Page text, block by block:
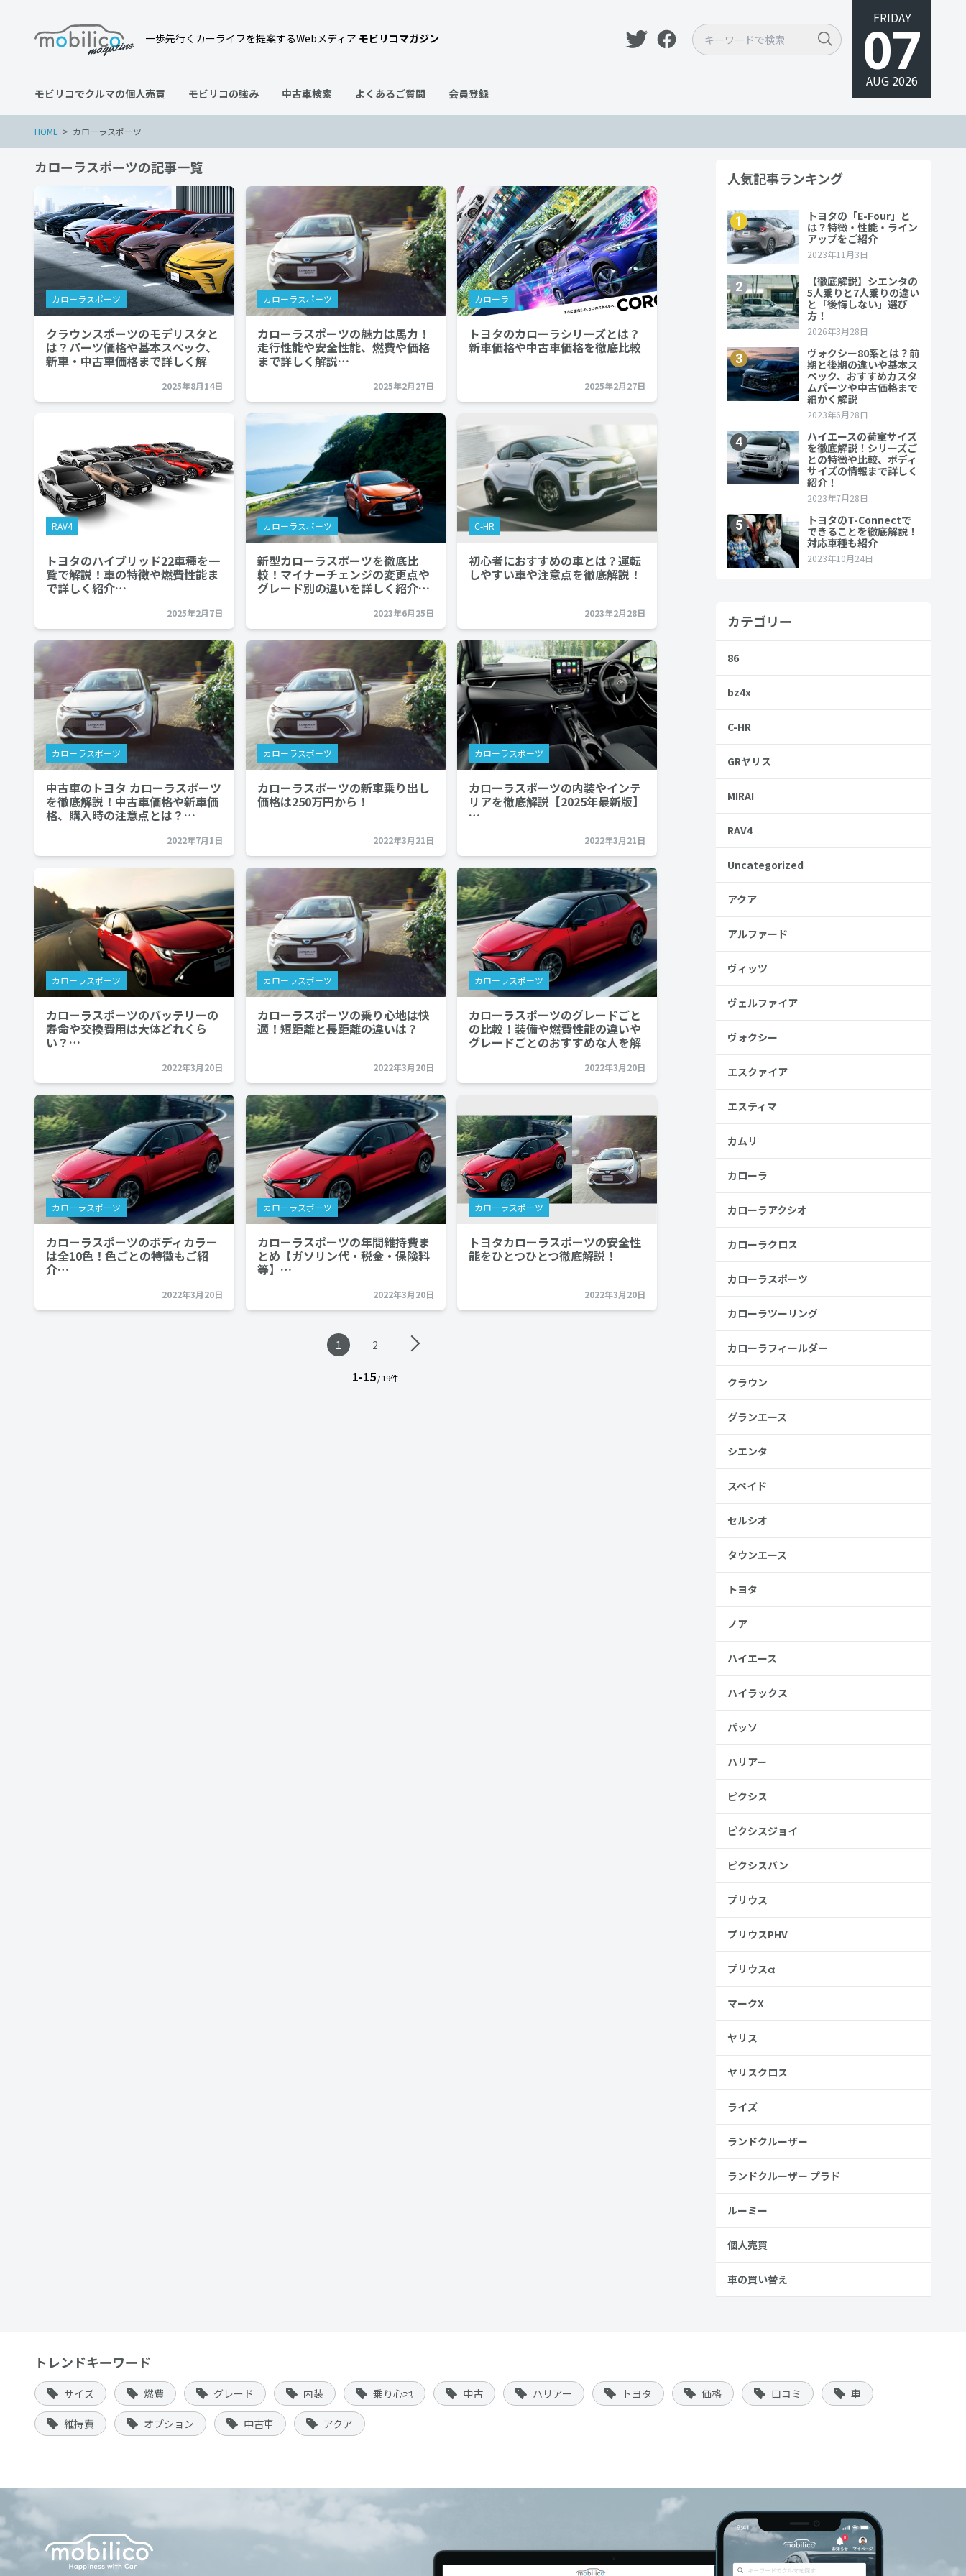
一歩先行くカーライフを提案するWebメディア モビリコマガジン
FRIDAY
07
AUG 2026
モビリコでクルマの個人売買 モビリコの強み 中古車検索 よくあるご質問 会員登録
HOME カローラスポーツ
カローラスポーツの記事一覧
カローラスポーツ
クラウンスポーツのモデリスタと
は？パーツ価格や基本スペック、
新車・中古車価格まで詳しく解
2025年8月14日
カローラスポーツ
カローラスポーツの魅力は馬力！
走行性能や安全性能、燃費や価格
まで詳しく解説…
2025年2月27日
カローラ
トヨタのカローラシリーズとは？
新車価格や中古車価格を徹底比較
2025年2月27日
RAV4
トヨタのハイブリッド22車種を一
覧で解説！車の特徴や燃費性能ま
で詳しく紹介…
2025年2月7日
カローラスポーツ
新型カローラスポーツを徹底比
較！マイナーチェンジの変更点や
グレード別の違いを詳しく紹介…
2023年6月25日
C-HR
初心者におすすめの車とは？運転
しやすい車や注意点を徹底解説！
2023年2月28日
カローラスポーツ
中古車のトヨタ カローラスポーツ
を徹底解説！中古車価格や新車価
格、購入時の注意点とは？…
2022年7月1日
カローラスポーツ
カローラスポーツの新車乗り出し
価格は250万円から！
2022年3月21日
カローラスポーツ
カローラスポーツの内装やインテ
リアを徹底解説【2025年最新版】
…
2022年3月21日
カローラスポーツ
カローラスポーツのバッテリーの
寿命や交換費用は大体どれくら
い？…
2022年3月20日
カローラスポーツ
カローラスポーツの乗り心地は快
適！短距離と長距離の違いは？
2022年3月20日
カローラスポーツ
カローラスポーツのグレードごと
の比較！装備や燃費性能の違いや
グレードごとのおすすめな人を解
2022年3月20日
カローラスポーツ
カローラスポーツのボディカラー
は全10色！色ごとの特徴もご紹
介…
2022年3月20日
カローラスポーツ
カローラスポーツの年間維持費ま
とめ【ガソリン代・税金・保険料
等】…
2022年3月20日
カローラスポーツ
トヨタカローラスポーツの安全性
能をひとつひとつ徹底解説！
2022年3月20日
1 2
1-15/ 19件
人気記事ランキング
カテゴリー
86
bz4x
C-HR
GRヤリス
MIRAI
RAV4
Uncategorized
アクア
アルファード
ヴィッツ
ヴェルファイア
ヴォクシー
エスクァイア
エスティマ
カムリ
カローラ
カローラアクシオ
カローラクロス
カローラスポーツ
カローラツーリング
カローラフィールダー
クラウン
グランエース
シエンタ
スペイド
セルシオ
タウンエース
トヨタ
ノア
ハイエース
ハイラックス
パッソ
ハリアー
ピクシス
ピクシスジョイ
ピクシスバン
プリウス
プリウスPHV
プリウスα
マークX
ヤリス
ヤリスクロス
ライズ
ランドクルーザー
ランドクルーザー プラド
ルーミー
個人売買
車の買い替え
トレンドキーワード
サイズ 燃費 グレード 内装 乗り心地 中古 ハリアー トヨタ 価格 口コミ 車
維持費 オプション 中古車 アクア